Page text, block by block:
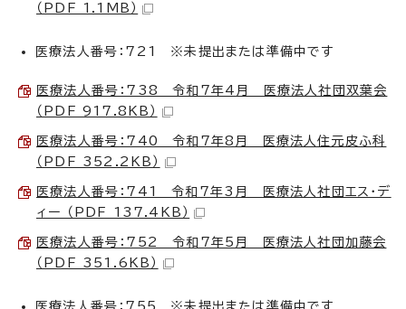
（PDF 1.1MB）
医療法人番号：721 ※未提出または準備中です
医療法人番号：738 令和7年4月 医療法人社団双葉会
（PDF 917.8KB）
医療法人番号：740 令和7年8月 医療法人住元皮ふ科
（PDF 352.2KB）
医療法人番号：741 令和7年3月 医療法人社団エス・デ
ィー （PDF 137.4KB）
医療法人番号：752 令和7年5月 医療法人社団加藤会
（PDF 351.6KB）
医療法人番号：755 ※未提出または準備中です